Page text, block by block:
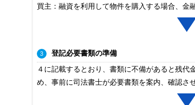
買主：融資を利用して物件を購入する場合、金
登記必要書類の準備
４に記載するとおり、書類に不備があると残代
め、事前に司法書士が必要書類を案内、確認さ